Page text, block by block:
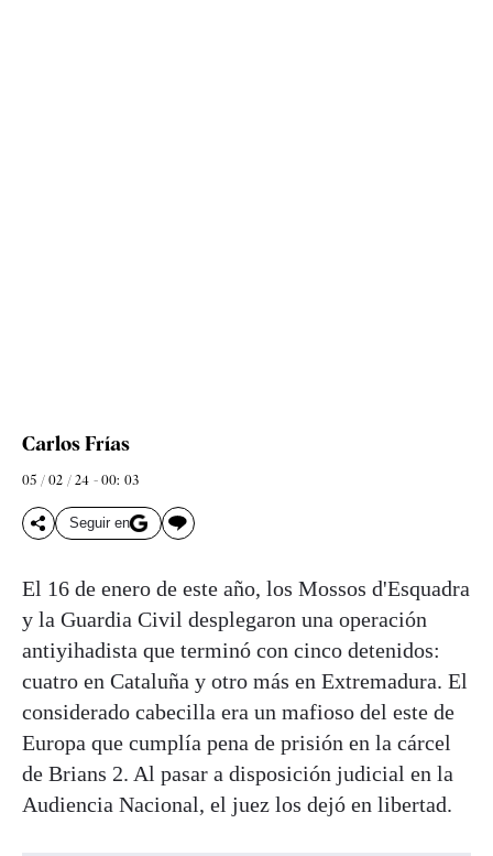
Carlos Frías
05 / 02 / 24 - 00: 03
Seguir en
El 16 de enero de este año, los Mossos d'Esquadra
y la Guardia Civil desplegaron una operación
antiyihadista que terminó con cinco detenidos:
cuatro en Cataluña y otro más en Extremadura. El
considerado cabecilla era un mafioso del este de
Europa que cumplía pena de prisión en la cárcel
de Brians 2. Al pasar a disposición judicial en la
Audiencia Nacional, el juez los dejó en libertad.